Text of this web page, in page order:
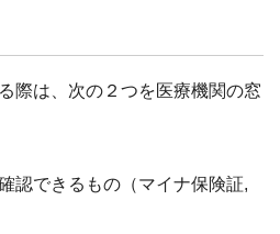
際は、次の２つを医療機関の窓
認できるもの（マイナ保険証,